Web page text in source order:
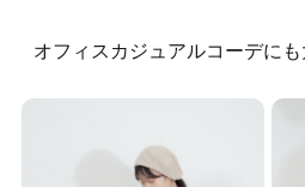
オフィスカジュアルコーデに